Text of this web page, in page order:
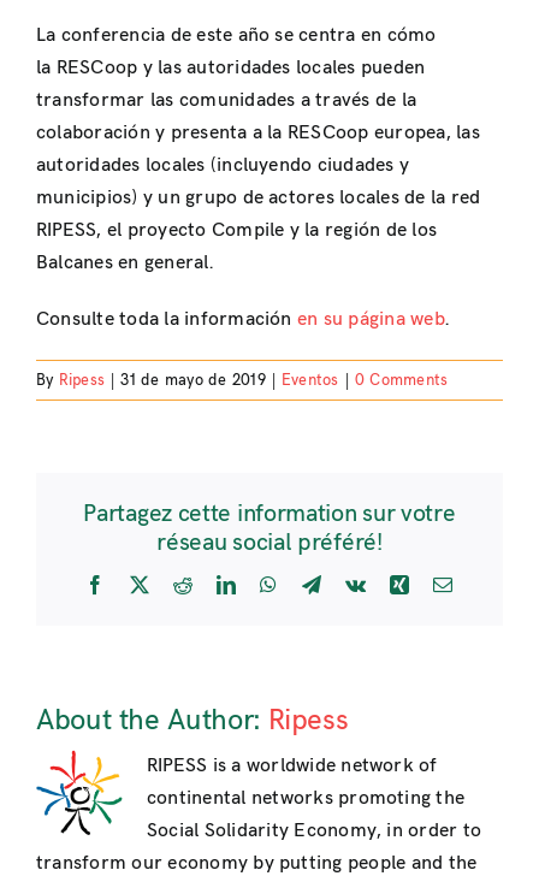
La conferencia de este año se centra en cómo
la RESCoop y las autoridades locales pueden
transformar las comunidades a través de la
colaboración y presenta a la RESCoop europea, las
autoridades locales (incluyendo ciudades y
municipios) y un grupo de actores locales de la red
RIPESS, el proyecto Compile y la región de los
Balcanes en general.
Consulte toda la información en su página web.
By Ripess 31 de mayo de 2019 Eventos 0 Comments
Partagez cette information sur votre
réseau social préféré!
Facebook
X RedditLinkedInWhatsApp
Telegram
Vk Xing Email
About the Author: Ripess
RIPESS is a worldwide network of
continental networks promoting the
Social Solidarity Economy, in order to
transform our economy by putting people and the